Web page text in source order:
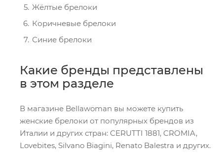
Жёлтые брелоки
Коричневые брелоки
Синие брелоки
Какие бренды представлены
в этом разделе
В магазине Bellawoman вы можете купить
женские брелоки от популярных брендов из
Италии и других стран: CERUTTI 1881, CROMIA,
Lovebites, Silvano Biagini, Renato Balestra и других.